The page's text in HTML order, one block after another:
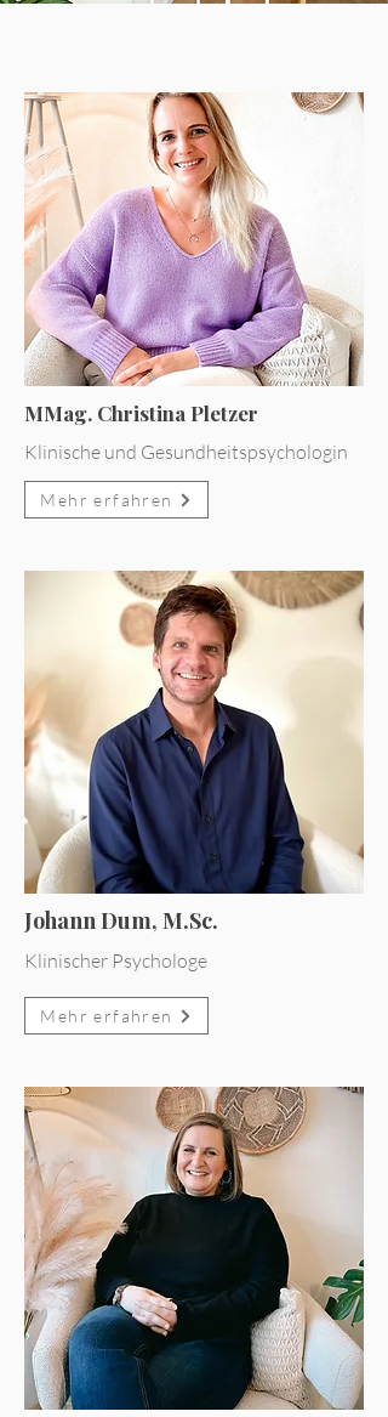
MMag. Christina Pletzer
Klinische und Gesundheitspsychologin
Mehr erfahren
Johann Dum, M.Sc.
Klinischer Psychologe
Mehr erfahren